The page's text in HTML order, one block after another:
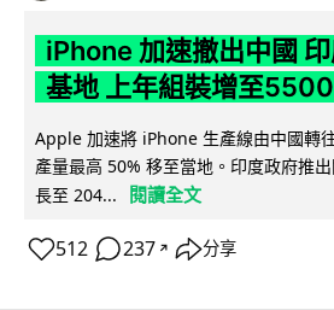
iPhone 加速撤出中國
基地 上年組裝增至
Apple 加速將 iPhone 生產線由中國轉
產量最高 50% 移至當地。印度政府推
長至 204...
閱讀全文
512 237 ↗ 分享